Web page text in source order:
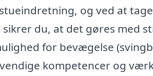
og ved at tage
sikrer du, at det gøres med
for bevægelse
kompetencer og